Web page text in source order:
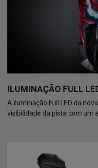
ILUMINAÇÃO FULL
A iluminação Full LED da
visibilidade da pista com um